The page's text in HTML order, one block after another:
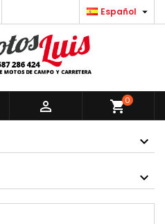
Español 
 shopping_cart0